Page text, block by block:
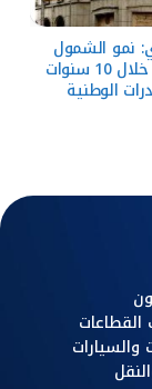
نمو الشمول
المالي 229% خلال 10 سنوات
الوطنية
والسيارات